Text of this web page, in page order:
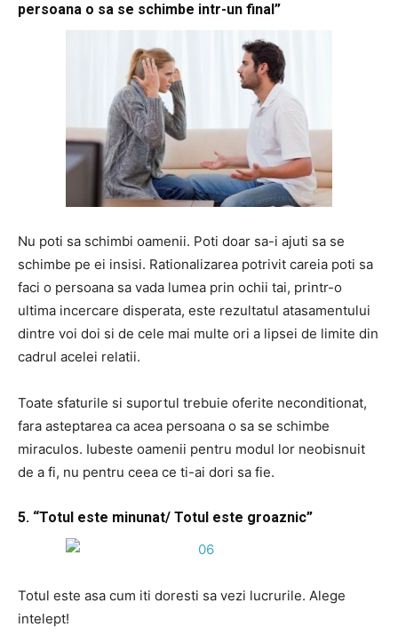
persoana o sa se schimbe intr-un final”
Nu poti sa schimbi oamenii. Poti doar sa-i ajuti sa se
schimbe pe ei insisi. Rationalizarea potrivit careia poti sa
faci o persoana sa vada lumea prin ochii tai, printr-o
ultima incercare disperata, este rezultatul atasamentului
dintre voi doi si de cele mai multe ori a lipsei de limite din
cadrul acelei relatii.
Toate sfaturile si suportul trebuie oferite neconditionat,
fara asteptarea ca acea persoana o sa se schimbe
miraculos. Iubeste oamenii pentru modul lor neobisnuit
de a fi, nu pentru ceea ce ti-ai dori sa fie.
5. “Totul este minunat/ Totul este groaznic”
Totul este asa cum iti doresti sa vezi lucrurile. Alege
intelept!